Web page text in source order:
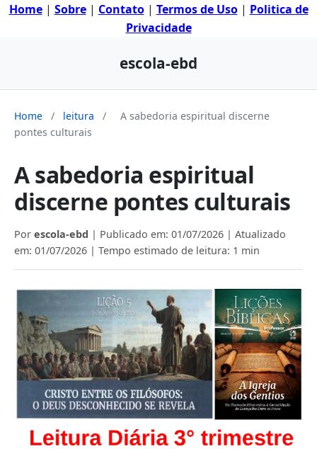
Home| Sobre| Contato| Termos de Uso| Politica de
Privacidade
escola-ebd
Home / leitura /
A sabedoria espiritual discerne
pontes culturais
A sabedoria espiritual
discerne pontes culturais
Por escola-ebd | Publicado em: 01/07/2026 | Atualizado
em: 01/07/2026 | Tempo estimado de leitura: 1 min